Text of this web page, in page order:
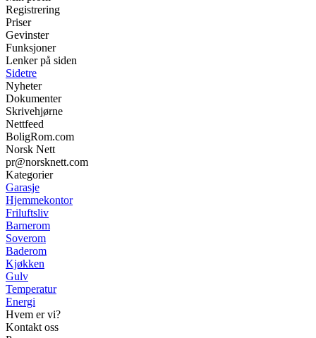
Registrering
Priser
Gevinster
Funksjoner
Lenker på siden
Sidetre
Nyheter
Dokumenter
Skrivehjørne
Nettfeed
BoligRom.com
Norsk Nett
pr@norsknett.com
Kategorier
Garasje
Hjemmekontor
Friluftsliv
Barnerom
Soverom
Baderom
Kjøkken
Gulv
Temperatur
Energi
Hvem er vi?
Kontakt oss